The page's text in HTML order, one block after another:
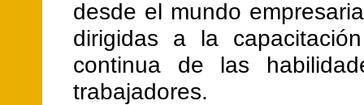
desde el mundo
dirigidas a la
continua de las
trabajadores.